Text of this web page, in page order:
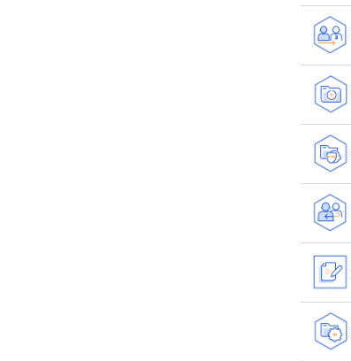
다
같
용
구
어
니
다.